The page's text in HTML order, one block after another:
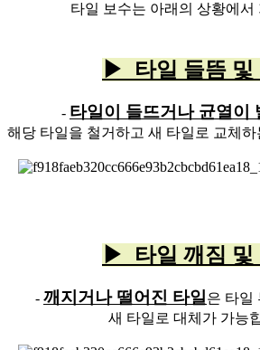
타일 보수는 아래의 상황에서
▶ 타일 들뜸 및
- 타일이 들뜨거나 균열이
해당 타일을 철거하고 새 타일로 교체
▶ 타일 깨짐 및
- 깨지거나 떨어진 타일은 타일
새 타일로 대체가 가능